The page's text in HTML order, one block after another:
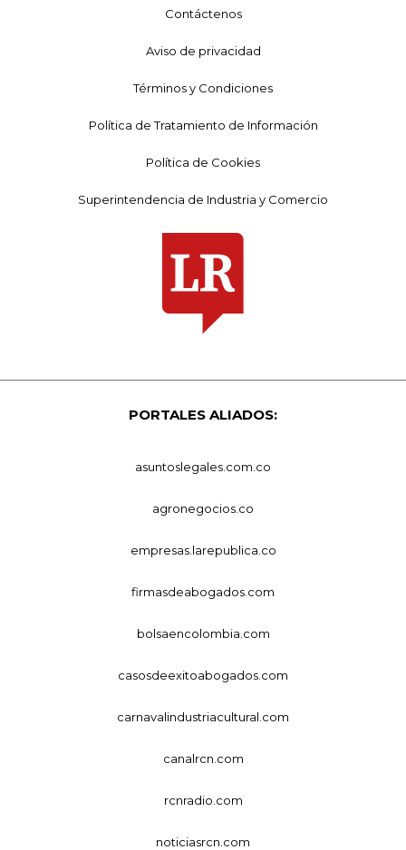
Contáctenos
Aviso de privacidad
Términos y Condiciones
Política de Tratamiento de Información
Política de Cookies
Superintendencia de Industria y Comercio
PORTALES ALIADOS:
asuntoslegales.com.co
agronegocios.co
empresas.larepublica.co
firmasdeabogados.com
bolsaencolombia.com
casosdeexitoabogados.com
carnavalindustriacultural.com
canalrcn.com
rcnradio.com
noticiasrcn.com